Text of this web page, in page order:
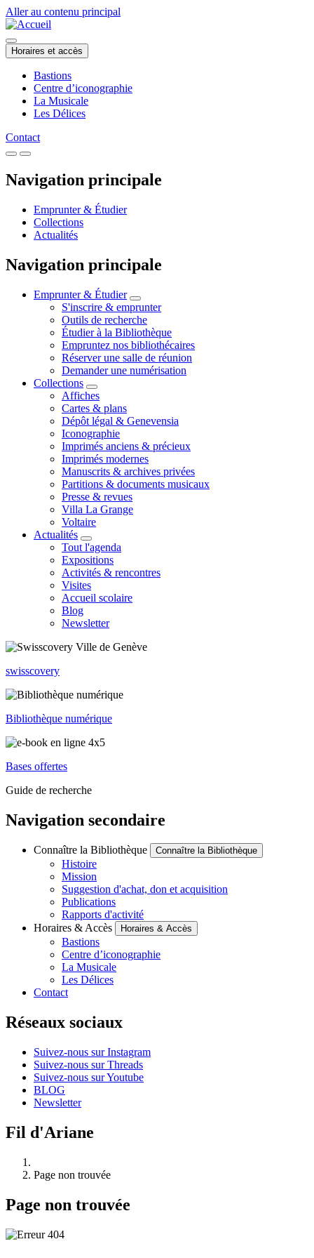
Aller au contenu principal
Horaires et accès
Bastions
Centre d’iconographie
La Musicale
Les Délices
Contact
Navigation principale
Emprunter & Étudier
Collections
Actualités
Navigation principale
Emprunter & Étudier
S'inscrire & emprunter
Outils de recherche
Étudier à la Bibliothèque
Empruntez nos bibliothécaires
Réserver une salle de réunion
Demander une numérisation
Collections
Affiches
Cartes & plans
Dépôt légal & Genevensia
Iconographie
Imprimés anciens & précieux
Imprimés modernes
Manuscrits & archives privées
Partitions & documents musicaux
Presse & revues
Villa La Grange
Voltaire
Actualités
Tout l'agenda
Expositions
Activités & rencontres
Visites
Accueil scolaire
Blog
Newsletter
swisscovery
Bibliothèque numérique
Bases offertes
Guide de recherche
Navigation secondaire
Connaître la Bibliothèque Connaître la Bibliothèque
Histoire
Mission
Suggestion d'achat, don et acquisition
Publications
Rapports d'activité
Horaires & Accès
Horaires & Accès
Bastions
Centre d’iconographie
La Musicale
Les Délices
Contact
Réseaux sociaux
Suivez-nous sur Instagram
Suivez-nous sur Threads
Suivez-nous sur Youtube
BLOG
Newsletter
Fil d'Ariane
Page non trouvée
Page non trouvée